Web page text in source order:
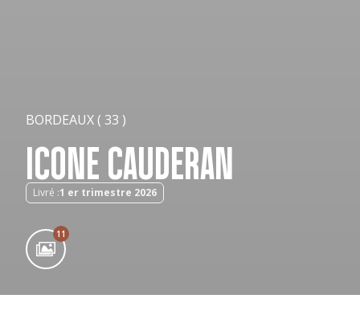
BORDEAUX ( 33 )
ICONE CAUDERAN
Livré :1 er trimestre 2026
11